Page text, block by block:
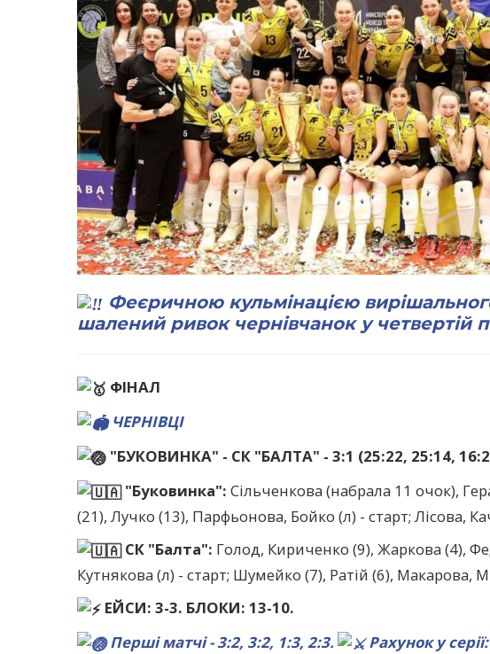
Феєричною кульмінацією
шалений ривок чернівчанок у четвертій
ФІНАЛ
ЧЕРНІВЦІ
"БУКОВИНКА" - СК "БАЛТА" - 3:1 (25:22, 25:14,
"Буковинка": Сільченкова (набрала 11 очок),
(21), Лучко (13), Парфьонова, Бойко (л) - старт; Лісова,
СК "Балта": Голод, Кириченко (9), Жаркова (4),
Кутнякова (л) - старт; Шумейко (7), Ратій (6), Макарова,
ЕЙСИ: 3-3. БЛОКИ: 13-10.
Перші матчі - 3:2, 3:2, 1:3, 2:3.
Рахунок у